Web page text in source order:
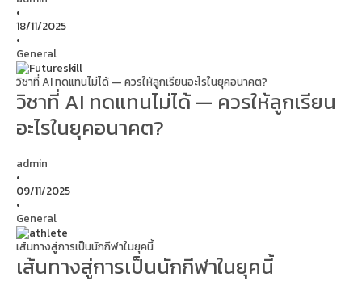
•
18/11/2025
•
General
วิชาที่ AI ทดแทนไม่ได้ — ควรให้ลูกเรียนอะไรในยุคอนาคต?
วิชาที่ AI ทดแทนไม่ได้ — ควรให้ลูกเรียน
อะไรในยุคอนาคต?
admin
•
09/11/2025
•
General
เส้นทางสู่การเป็นนักกีฬาในยุคนี้
เส้นทางสู่การเป็นนักกีฬาในยุคนี้